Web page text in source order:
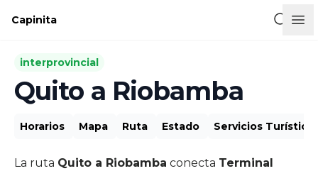
Capinita Buscar
interprovincial
Quito a Riobamba
Horarios Mapa Ruta Estado Servicios
La ruta Quito a Riobamba conecta Terminal